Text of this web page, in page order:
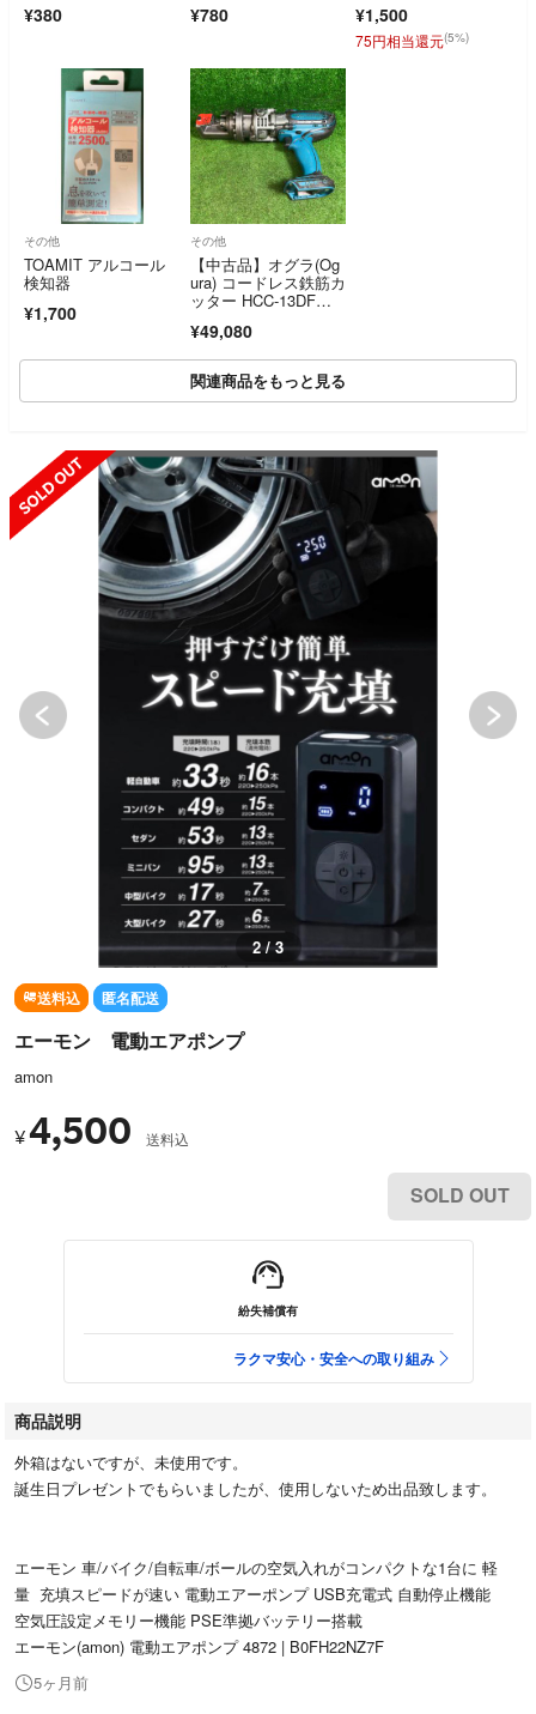
¥380 ¥780 ¥1,500
75円相当還元(5%)
その他
TOAMIT アルコール
検知器
¥1,700
その他
【中古品】オグラ(Og
ura) コードレス鉄筋カ
ッター HCC-13DF
¥49,080
関連商品をもっと見る
SOLD OUT
2 / 3
送料込 匿名配送
エーモン 電動エアポンプ
amon
¥4,500 送料込
SOLD OUT
紛失補償有
ラクマ安心・安全への取り組み
商品説明
外箱はないですが、未使用です。
誕生日プレゼントでもらいましたが、使用しないため出品致します。
エーモン 車/バイク/自転車/ボールの空気入れがコンパクトな1台に 軽
量 充填スピードが速い 電動エアーポンプ USB充電式 自動停止機能
空気圧設定メモリー機能 PSE準拠バッテリー搭載
エーモン(amon) 電動エアポンプ 4872 | B0FH22NZ7F
5ヶ月前